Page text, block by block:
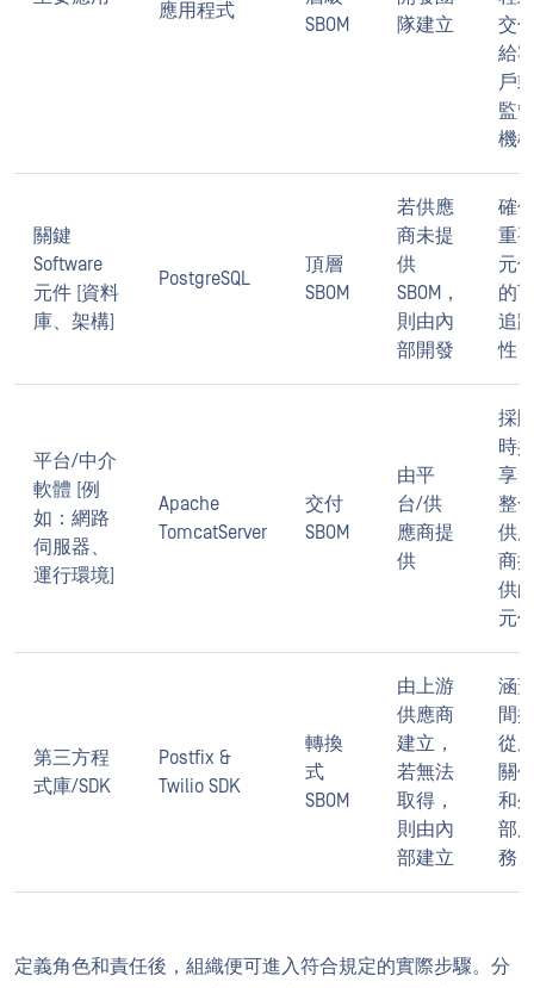
應用程式
SBOM
隊建立
交
給
戶
監
機
關鍵
Software
元件 [資料
庫、架構]
PostgreSQL
頂層
SBOM
若供應
商未提
供
SBOM，
則由內
部開發
確
重
元
的
追
性
平台/中介
軟體 [例
如：網路
伺服器、
運行環境]
Apache
TomcatServer
交付
SBOM
由平
台/供
應商提
供
採
時
享
整
供
商
供
元
第三方程
式庫/SDK
Postfix &
Twilio SDK
轉換
式
SBOM
由上游
供應商
建立，
若無法
取得，
則由內
部建立
涵
間
從
關
和
部
務
定義角色和責任後，組織便可進入符合規定的實際步驟。分